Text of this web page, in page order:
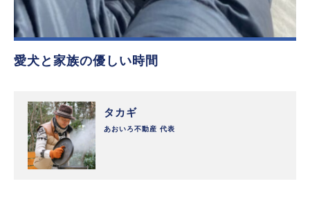
愛犬と家族の優しい時間
タカギ
あおいろ不動産 代表